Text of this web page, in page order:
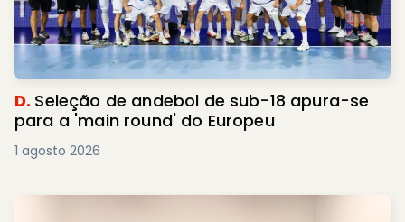
D. Seleção de andebol de sub-18 apura-se
para a 'main round' do Europeu
1 agosto 2026